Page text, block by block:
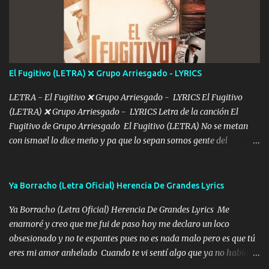
De mi vida... Cómo tú no hay nadie más No hay nadie
más Si te sientes sola no me llames porfa Me pongo sencible e
imagino tu sombra Clase azul es el tequila e interior la ropa Clip
cap la champagne el polvo es color rosa Me contacto un ángel eres
tú mi hermosa La que me alegra los días y sigo tomando Y
pensar... Que tú ya no vas a estar Pasarán... Solito me dejaras
Intentar... ...
El Fugitivo (LETRA) ❌ Grupo Arriesgado - LYRICS
LETRA - El Fugitivo ❌ Grupo Arriesgado - LYRICS El Fugitivo
(LETRA) ❌ Grupo Arriesgado - LYRICS Letra de la canción El
Fugitivo de Grupo Arriesgado El Fugitivo (LETRA) No se metan
con ismael lo dice meño y pa que lo sepan somos gente del
grande traemos la bandera 04 se oye por los radios y bien
ofrece también peleam'os bien atentó el compa huicho la corta al
cinto y radios colgados cuando salimos del rancho carros
blindándos y bien equipados no somos gente de problemas pero
defendemos muy bien nuestra tierra buena sombra nos cobija y el
Ya Borracho (Letra Oficial) Herencia De Grandes Lyrics
Ya Borracho (Letra Oficial) Herencia De Grandes Lyrics Me
enamoré y creo que me fui de paso hoy me declaro un loco
obsesionado y no te espantes pues no es nada malo pero es que tú
eres mi amor anhelado Cuando te vi sentí algo que ya no había